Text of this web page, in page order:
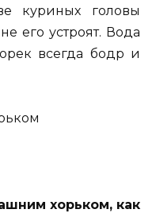
куриных головы
его устроят. Вода
всегда бодр и
хорьком, как